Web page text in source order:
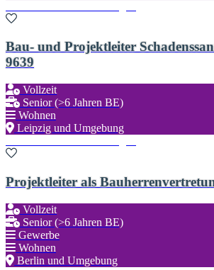
Bau- und Projektleiter
9639
Vollzeit
Senior (>6 Jahren BE)
Wohnen
Leipzig und Umgebung
Projektleiter als
Vollzeit
Senior (>6 Jahren BE)
Gewerbe
Wohnen
Berlin und Umgebung